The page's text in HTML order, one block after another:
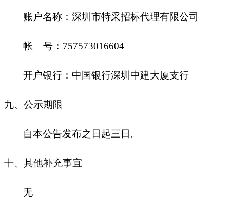
账户名称：深圳市特采招标代理有限公司
帐 号：757573016604
开户银行：中国银行深圳中建大厦支行
九、公示期限
自本公告发布之日起三日。
十、其他补充事宜
无